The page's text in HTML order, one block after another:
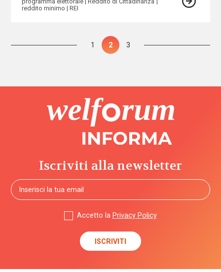
reddito minimo
REI
Paginazione
Pagina
1 Pagina
2 Pagina
3
Iscriviti alla newsletter
Accetto la Privacy Policy